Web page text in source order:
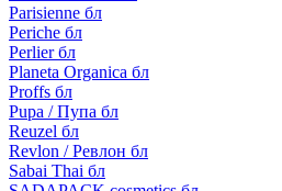
Parisienne бл
Periche бл
Perlier бл
Planeta Organica бл
Proffs бл
Pupa / Пупа бл
Reuzel бл
Revlon / Ревлон бл
Sabai Thai бл